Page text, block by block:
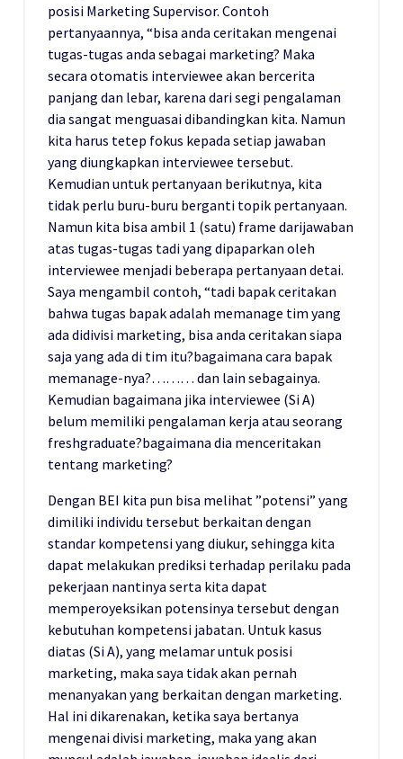
posisi Marketing Supervisor. Contoh
pertanyaannya, “bisa anda ceritakan mengenai
tugas-tugas anda sebagai marketing? Maka
secara otomatis interviewee akan bercerita
panjang dan lebar, karena dari segi pengalaman
dia sangat menguasai dibandingkan kita. Namun
kita harus tetep fokus kepada setiap jawaban
yang diungkapkan interviewee tersebut.
Kemudian untuk pertanyaan berikutnya, kita
tidak perlu buru-buru berganti topik pertanyaan.
Namun kita bisa ambil 1 (satu) frame darijawaban
atas tugas-tugas tadi yang dipaparkan oleh
interviewee menjadi beberapa pertanyaan detai.
Saya mengambil contoh, “tadi bapak ceritakan
bahwa tugas bapak adalah memanage tim yang
ada didivisi marketing, bisa anda ceritakan siapa
saja yang ada di tim itu?bagaimana cara bapak
memanage-nya?……… dan lain sebagainya.
Kemudian bagaimana jika interviewee (Si A)
belum memiliki pengalaman kerja atau seorang
freshgraduate?bagaimana dia menceritakan
tentang marketing?
Dengan BEI kita pun bisa melihat ”potensi” yang
dimiliki individu tersebut berkaitan dengan
standar kompetensi yang diukur, sehingga kita
dapat melakukan prediksi terhadap perilaku pada
pekerjaan nantinya serta kita dapat
memperoyeksikan potensinya tersebut dengan
kebutuhan kompetensi jabatan. Untuk kasus
diatas (Si A), yang melamar untuk posisi
marketing, maka saya tidak akan pernah
menanyakan yang berkaitan dengan marketing.
Hal ini dikarenakan, ketika saya bertanya
mengenai divisi marketing, maka yang akan